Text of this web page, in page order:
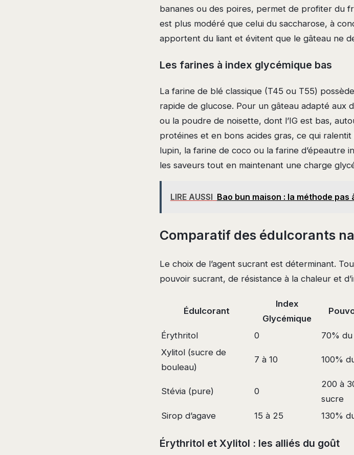
bananes ou des poires, permet de profiter du
est plus modéré que celui du saccharose, à
apportent du liant et évitent que le gâteau ne
Les farines à index glycémique bas
La farine de blé classique (T45 ou T55)
rapide de glucose. Pour un gâteau adapté aux
ou la poudre de noisette, dont l’IG est bas,
protéines et en bons acides gras, ce qui
lupin, la farine de coco ou la farine d’épeautre
les saveurs tout en maintenant une charge
LIRE AUSSI Bao bun maison : la méthode
Comparatif des édulcorants
Le choix de l’agent sucrant est déterminant.
pouvoir sucrant, de résistance à la chaleur et
Édulcorant
Index
Glycémique
Érythritol 0 70%
Xylitol (sucre de
bouleau)
7 à 10 100%
Stévia (pure) 0
200 à
sucre
Sirop d’agave
15 à 25 130%
Érythritol et Xylitol : les alliés du goût